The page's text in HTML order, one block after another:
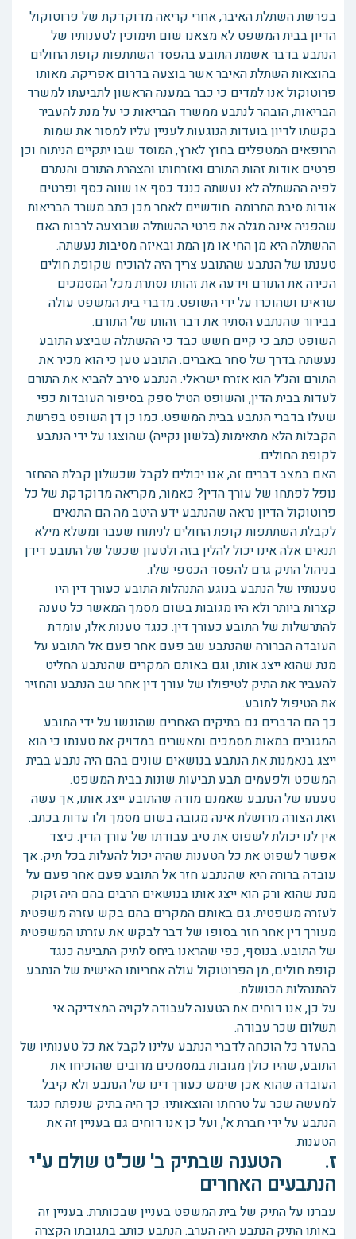
בפרשת השתלת האיבר, אחרי קריאה מדוקדקת של פרוטוקול
הדיון בבית המשפט לא מצאנו שום תימוכין לטענותיו של
הנתבע בדבר אשמת התובע בהפסד השתתפות קופת החולים
בהוצאות השתלת האיבר אשר בוצעה בדרום אפריקה. מאותו
פרוטוקול אנו למדים כי כבר במענה הראשון לתביעתו למשרד
הבריאות, הובהר לנתבע ממשרד הבריאות כי על מנת להעביר
בקשתו לדיון בועדות הנוגעות לעניין עליו למסור את שמות
הרופאים המטפלים בחוץ לארץ, המוסד שבו יתקיים הניתוח וכן
פרטים אודות זהות התורם ואזרחותו והצהרת התורם והנתרם
לפיה ההשתלה לא נעשתה כנגד כסף או שווה כסף ופרטים
אודות סיבת התרומה. חודשיים לאחר מכן כתב משרד הבריאות
שהפניה אינה מגלה את פרטי ההשתלה שבוצעה לרבות האם
ההשתלה היא מן החי או מן המת ובאיזה מסיבות נעשתה.
טענתו של הנתבע שהתובע צריך היה להוכיח שקופת חולים
הכירה את התורם וידעה את זהותו נסתרת מכל המסמכים
שראינו ושהוכרו על ידי השופט. מדברי בית המשפט עולה
בבירור שהנתבע הסתיר את דבר זהותו של התורם.
השופט כתב כי קיים חשש כבד כי ההשתלה שביצע התובע
נעשתה בדרך של סחר באברים. התובע טען כי הוא מכיר את
התורם והנ"ל הוא אזרח ישראלי. הנתבע סירב להביא את התורם
לעדות בבית הדין, והשופט הטיל ספק בסיפור העובדות כפי
שעלו בדברי הנתבע בבית המשפט. כמו כן דן השופט בפרשת
הקבלות הלא מתאימות (בלשון נקייה) שהוצגו על ידי הנתבע
לקופת החולים.
האם במצב דברים זה, אנו יכולים לקבל שכשלון קבלת ההחזר
נופל לפתחו של עורך הדין? כאמור, מקריאה מדוקדקת של כל
פרוטוקול הדיון נראה שהנתבע ידע היטב מה הם התנאים
לקבלת השתתפות קופת החולים לניתוח שעבר ומשלא מילא
תנאים אלה אינו יכול להלין בזה ולטעון שכשל של התובע דידן
בניהול התיק גרם להפסד הכספי שלו.
טענותיו של הנתבע בנוגע התנהלות התובע כעורך דין היו
קצרות ביותר ולא היו מגובות בשום מסמך המאשר כל טענה
להתרשלות של התובע כעורך דין. כנגד טענות אלו, עומדת
העובדה הברורה שהנתבע שב פעם אחר פעם אל התובע על
מנת שהוא ייצג אותו, וגם באותם המקרים שהנתבע החליט
להעביר את התיק לטיפולו של עורך דין אחר שב הנתבע והחזיר
את הטיפול לתובע.
כך הם הדברים גם בתיקים האחרים שהוגשו על ידי התובע
המגובים במאות מסמכים ומאשרים במדויק את טענתו כי הוא
ייצג בנאמנות את הנתבע בנושאים שונים בהם היה נתבע בבית
המשפט ולפעמים תבע תביעות שונות בבית המשפט.
טענתו של הנתבע שאמנם מודה שהתובע ייצג אותו, אך עשה
זאת הצורה מרושלת אינה מגובה בשום מסמך ולו עדות בכתב.
אין לנו יכולת לשפוט את טיב עבודתו של עורך הדין. כיצד
אפשר לשפוט את כל הטענות שהיה יכול להעלות בכל תיק. אך
עובדה ברורה היא שהנתבע חזר אל התובע פעם אחר פעם על
מנת שהוא ורק הוא ייצג אותו בנושאים הרבים בהם היה זקוק
לעזרה משפטית. גם באותם המקרים בהם בקש עזרה משפטית
מעורך דין אחר חזר בסופו של דבר לבקש את עזרתו המשפטית
של התובע. בנוסף, כפי שהראנו ביחס לתיק התביעה כנגד
קופת חולים, מן הפרוטוקול עולה אחריותו האישית של הנתבע
להתנהלות הכושלת.
על כן, אנו דוחים את הטענה לעבודה לקויה המצדיקה אי
תשלום שכר עבודה.
בהעדר כל הוכחה לדברי הנתבע עלינו לקבל את כל טענותיו של
התובע, שהיו כולן מגובות במסמכים מרובים שהוכיחו את
העובדה שהוא אכן שימש כעורך דינו של הנתבע ולא קיבל
למעשה שכר על טרחתו והוצאותיו. כך היה בתיק שנפתח כנגד
הנתבע על ידי חברת א', ועל כן אנו דוחים גם בעניין זה את
הטענות.
ז. הטענה שבתיק ב' שכ"ט שולם ע"י
הנתבעים האחרים
עברנו על התיק של בית המשפט בעניין שבכותרת. בעניין זה
באותו התיק הנתבע היה הערב. הנתבע כותב בתגובתו הקצרה